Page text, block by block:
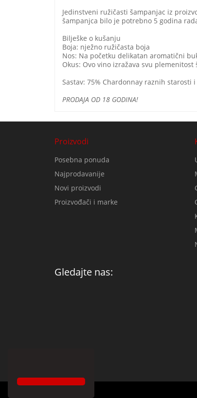
Jedinstveni ružičasti šampanjac iz
šampanjca bilo je potrebno 5 godina
Bilješke o kušanju
Boja: nježno ružičasta boja
Nos: Na početku delikatan aromatični
Okus: Ovo vino izražava svu
Sastav: 75% Chardonnay raznih starosti
PRODAJA OD 18 GODINA!
Proizvodi
Posebna ponuda
Najprodavanije
Novi proizvodi
Proizvođači i marke
Gledajte nas: